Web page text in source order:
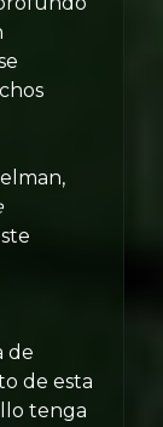
de
de esta
tenga